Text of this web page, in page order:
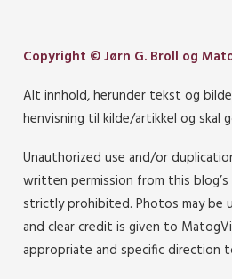
Copyright © Jørn G. Broll og
Alt innhold, herunder tekst og
henvisning til kilde/artikkel og skal
Unauthorized use and/or
written permission from this
strictly prohibited. Photos may be
and clear credit is given to
appropriate and specific direction